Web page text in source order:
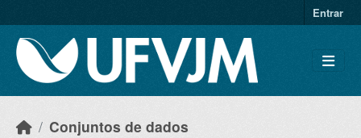
Entrar
Conjuntos de dados